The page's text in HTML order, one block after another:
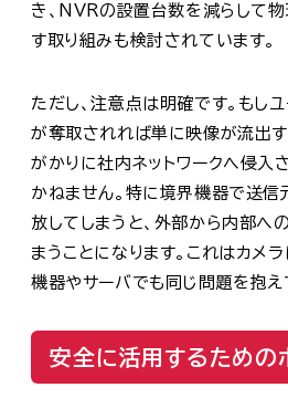
き、NVRの設置台数を減らして
す取り組みも検討されています。
ただし、注意点は明確です。もし
が奪取されれば単に映像が流出す
がかりに社内ネットワークへ侵入
かねません。特に境界機器で送
放してしまうと、外部から内部へ
まうことになります。これはカメラ
機器やサーバでも同じ問題を抱え
安全に活用するための